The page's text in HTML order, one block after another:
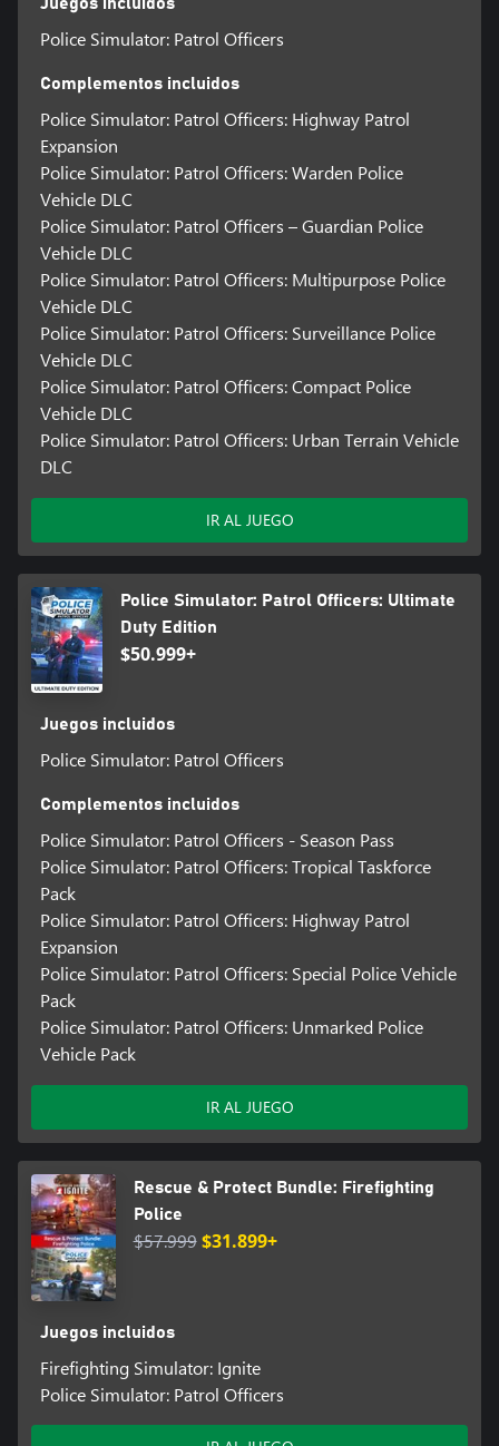
Police Simulator: Patrol Officers
Complementos incluidos
Police Simulator: Patrol Officers: Highway Patrol
Expansion
Police Simulator: Patrol Officers: Warden Police
Vehicle DLC
Police Simulator: Patrol Officers – Guardian Police
Vehicle DLC
Police Simulator: Patrol Officers: Multipurpose Police
Vehicle DLC
Police Simulator: Patrol Officers: Surveillance Police
Vehicle DLC
Police Simulator: Patrol Officers: Compact Police
Vehicle DLC
Police Simulator: Patrol Officers: Urban Terrain Vehicle
DLC
IR AL JUEGO
Police Simulator: Patrol Officers: Ultimate
Duty Edition
$50.999+
Juegos incluidos
Police Simulator: Patrol Officers
Complementos incluidos
Police Simulator: Patrol Officers - Season Pass
Police Simulator: Patrol Officers: Tropical Taskforce
Pack
Police Simulator: Patrol Officers: Highway Patrol
Expansion
Police Simulator: Patrol Officers: Special Police Vehicle
Pack
Police Simulator: Patrol Officers: Unmarked Police
Vehicle Pack
IR AL JUEGO
Rescue & Protect Bundle: Firefighting
Police
$57.999 $31.899+
Juegos incluidos
Firefighting Simulator: Ignite
Police Simulator: Patrol Officers